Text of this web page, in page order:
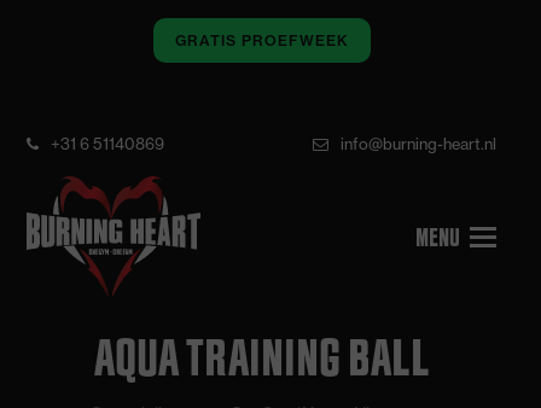
GRATIS PROEFWEEK
+31 6 51140869 info@burning-heart.nl
AQUA TRAINING BALL